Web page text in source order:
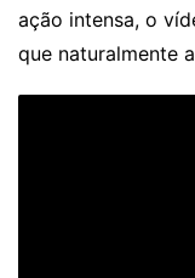
ação intensa, o
que naturalmente